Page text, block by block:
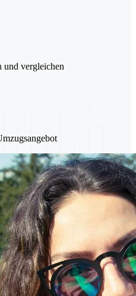
und vergleichen